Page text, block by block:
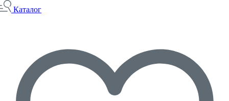
Каталог